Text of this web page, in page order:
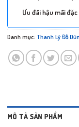
Ưu đãi hậu mãi
Danh mục: Thanh Lý Đồ
MÔ TẢ SẢN PHẨM